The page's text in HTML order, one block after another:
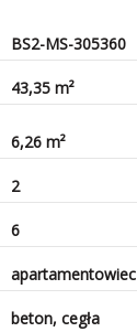
BS2-MS-305360
43,35 m²
6,26 m²
2
6
apartamentowiec
beton, cegła